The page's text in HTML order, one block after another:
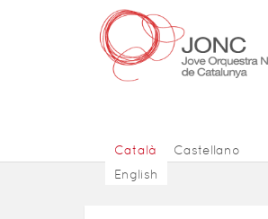
Català
Castellano
English